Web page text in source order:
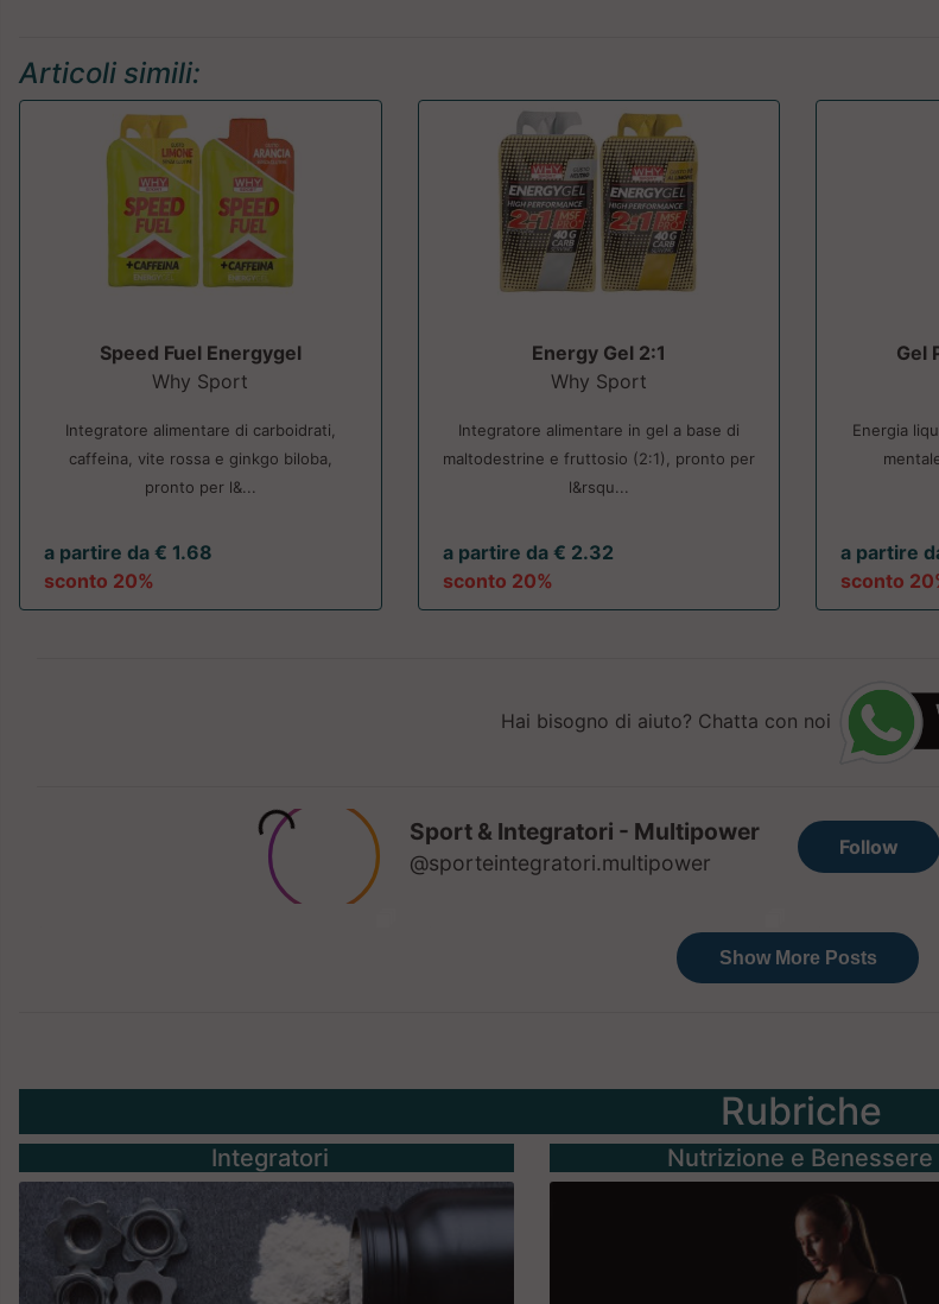
Articoli simili:
Speed Fuel Energygel
Why Sport
Integratore alimentare di carboidrati,
caffeina, vite rossa e ginkgo biloba,
pronto per l&...
a partire da € 1.68
sconto 20%
Energy Gel 2:1
Why Sport
Integratore alimentare in gel a base di
maltodestrine e fruttosio (2:1), pronto per
l&rsqu...
a partire da € 2.32
sconto 20%
Gel
Energia
a partire
sconto
Hai bisogno di aiuto? Chatta con noi
Rubriche
Integratori Nutrizione e Benessere